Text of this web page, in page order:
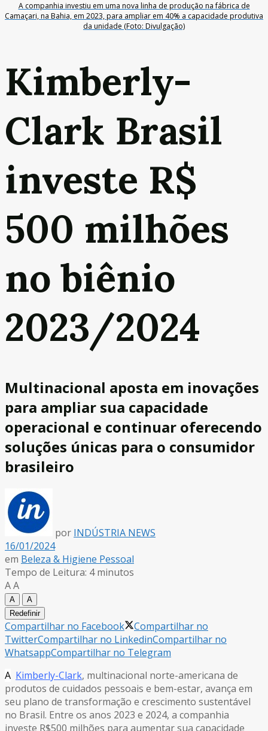
A companhia investiu em uma nova linha de produção na fábrica de
Camaçari, na Bahia, em 2023, para ampliar em 40% a capacidade produtiva
da unidade (Foto: Divulgação)
Kimberly-
Clark Brasil
investe R$
500 milhões
no biênio
2023/2024
Multinacional aposta em inovações
para ampliar sua capacidade
operacional e continuar oferecendo
soluções únicas para o consumidor
brasileiro
por INDÚSTRIA NEWS
16/01/2024
em Beleza & Higiene Pessoal
Tempo de Leitura: 4 minutos
AA
A
A
Redefinir
Compartilhar no Facebook
Compartilhar no
TwitterCompartilhar no LinkedinCompartilhar no
WhatsappCompartilhar no Telegram
A Kimberly-Clark, multinacional norte-americana de
produtos de cuidados pessoais e bem-estar, avança em
seu plano de transformação e crescimento sustentável
no Brasil. Entre os anos 2023 e 2024, a companhia
investe R$500 milhões para aumentar sua capacidade